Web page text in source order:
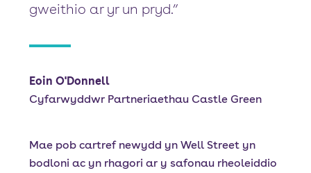
gweithio ar yr un pryd.”
Eoin O'Donnell
Cyfarwyddwr Partneriaethau Castle Green
Mae pob cartref newydd yn Well Street yn
bodloni ac yn rhagori ar y safonau rheoleiddio